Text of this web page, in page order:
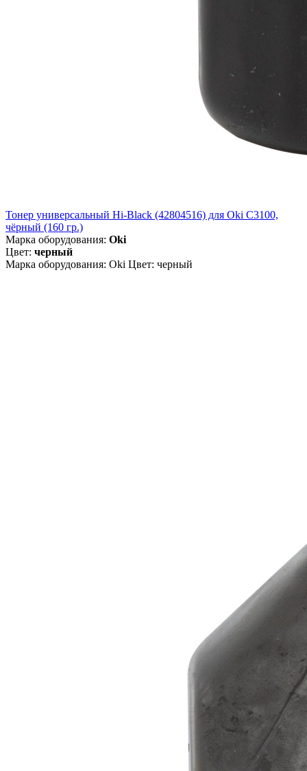
Тонер универсальный Hi-Black (42804516) для Oki С3100,
чёрный (160 гр.)
Марка оборудования: Oki
Цвет: черный
Марка оборудования: Oki Цвет: черный